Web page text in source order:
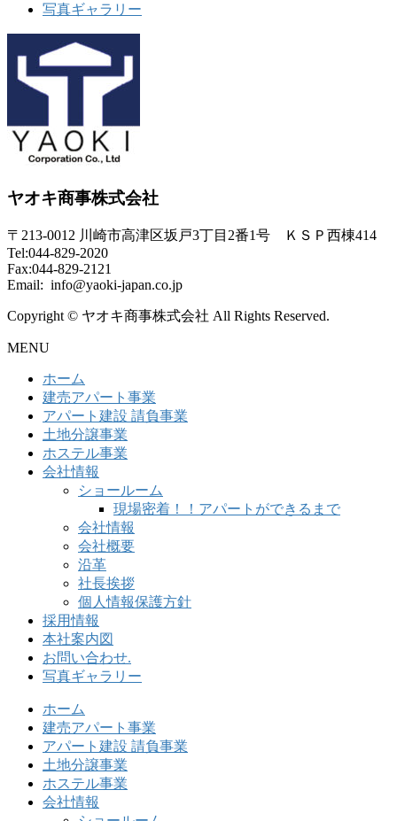
写真ギャラリー
ヤオキ商事株式会社
〒213-0012 川崎市高津区坂戸3丁目2番1号 ＫＳＰ西棟414
Tel:044-829-2020
Fax:044-829-2121
Email: info@yaoki-japan.co.jp
Copyright © ヤオキ商事株式会社 All Rights Reserved.
MENU
ホーム
建売アパート事業
アパート建設 請負事業
土地分譲事業
ホステル事業
会社情報
ショールーム
現場密着！！アパートができるまで
会社情報
会社概要
沿革
社長挨拶
個人情報保護方針
採用情報
本社案内図
お問い合わせ.
写真ギャラリー
ホーム
建売アパート事業
アパート建設 請負事業
土地分譲事業
ホステル事業
会社情報